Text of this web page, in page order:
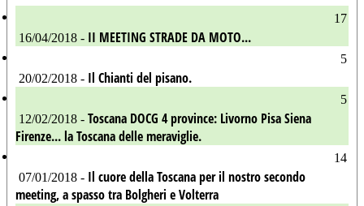
17
16/04/2018 - II MEETING STRADE DA MOTO...
5
20/02/2018 - Il Chianti del pisano.
5
12/02/2018 - Toscana DOCG 4 province: Livorno Pisa Siena
Firenze... la Toscana delle meraviglie.
14
07/01/2018 - Il cuore della Toscana per il nostro secondo
meeting, a spasso tra Bolgheri e Volterra